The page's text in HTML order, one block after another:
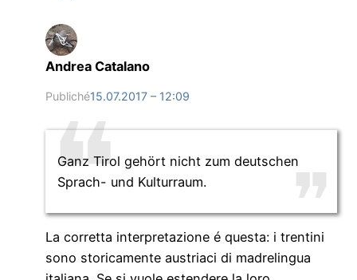
Andrea Catalano
Publiché15.07.2017 – 12:09
Ganz Tirol gehört nicht zum deutschen
Sprach- und Kulturraum.
La corretta interpretazione é questa: i trentini
sono storicamente austriaci di madrelingua